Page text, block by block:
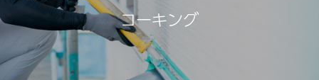
コーキング